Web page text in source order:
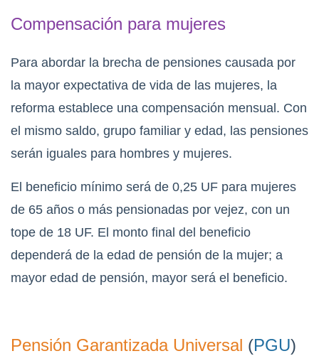
Compensación para mujeres
Para abordar la brecha de pensiones causada por
la mayor expectativa de vida de las mujeres, la
reforma establece una compensación mensual. Con
el mismo saldo, grupo familiar y edad, las pensiones
serán iguales para hombres y mujeres.
El beneficio mínimo será de 0,25 UF para mujeres
de 65 años o más pensionadas por vejez, con un
tope de 18 UF. El monto final del beneficio
dependerá de la edad de pensión de la mujer; a
mayor edad de pensión, mayor será el beneficio.
Pensión Garantizada Universal (PGU)